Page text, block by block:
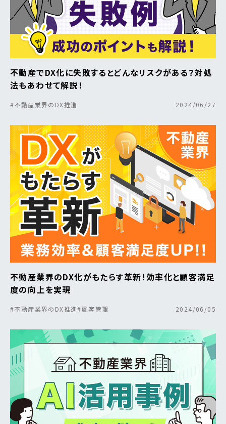
不動産でDX化に失敗するとどんなリスクがある？対処
法もあわせて解説！
#不動産業界のDX推進 2024/06/27
不動産業界のDX化がもたらす革新！効率化と顧客満足
度の向上を実現
#不動産業界のDX推進#顧客管理 2024/06/05